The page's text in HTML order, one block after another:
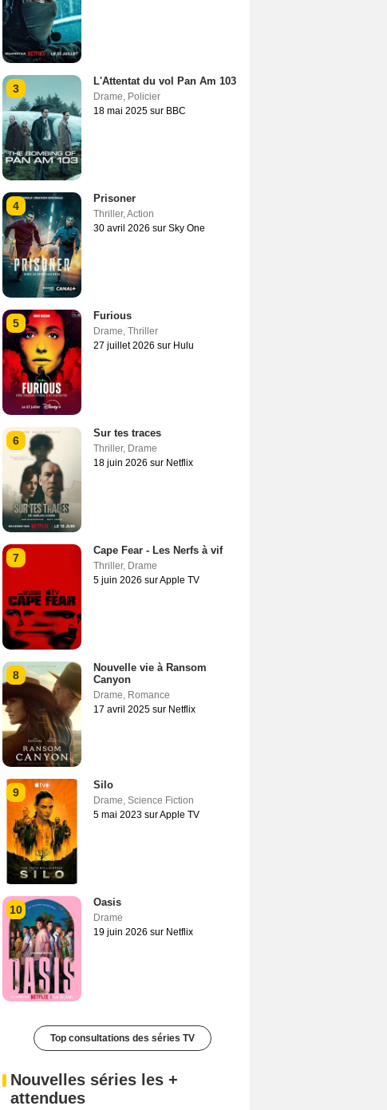
3
L'Attentat du vol Pan Am 103
Drame, Policier
18 mai 2025 sur BBC
4
Prisoner
Thriller,Action
30 avril 2026 sur Sky One
5
Furious
Drame, Thriller
27 juillet 2026 sur Hulu
6
Sur tes traces
Thriller, Drame
18 juin 2026 sur Netflix
7
Cape Fear - Les Nerfs à vif
Thriller, Drame
5 juin 2026 sur Apple TV
8
Nouvelle vie à Ransom
Canyon
Drame, Romance
17 avril 2025 sur Netflix
9
Silo
Drame, Science Fiction
5 mai 2023 sur Apple TV
10
Oasis
Drame
19 juin 2026 sur Netflix
Top consultations des séries TV
Nouvelles séries les +
attendues